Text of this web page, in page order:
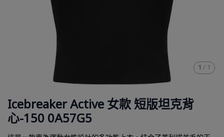
1 / 1
Icebreaker Active 女款 短版坦克背
心-150 0A57G5